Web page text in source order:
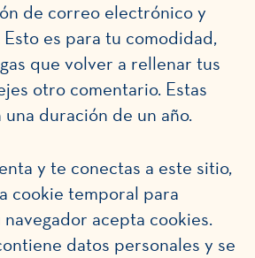
de correo electrónico y
es para tu comodidad,
que volver a rellenar tus
otro comentario. Estas
duración de un año.
y te conectas a este sitio,
cookie temporal para
acepta cookies.
datos personales y se